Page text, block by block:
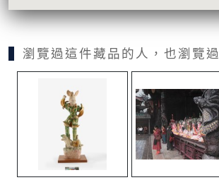
瀏覽過這件藏品的人，也瀏覽過